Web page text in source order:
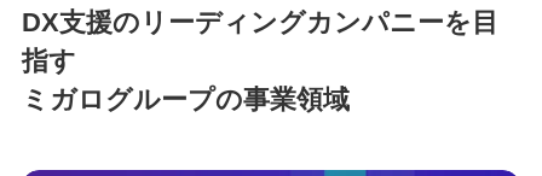
DX支援のリーディングカンパニーを目
指す
ミガログループの事業領域